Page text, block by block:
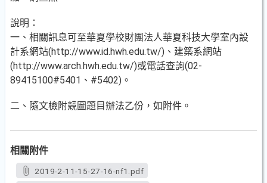
說明：
一、相關訊息可至華夏學校財團法人華夏科技大學室內設
計系網站(http://www.id.hwh.edu.tw/)、建築系網站
(http://www.arch.hwh.edu.tw/)或電話查詢(02-
89415100#5401、#5402)。
二、隨文檢附競圖題目辦法乙份，如附件。
相關附件
2019-2-11-15-27-16-nf1.pdf